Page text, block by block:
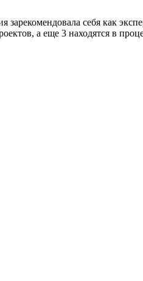
себя как
а еще 3 находятся в